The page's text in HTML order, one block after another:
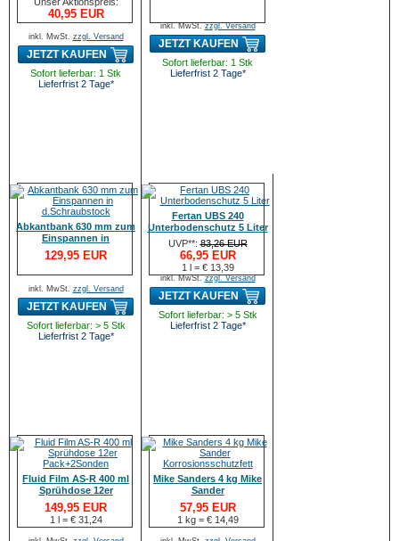
40,95 EUR
inkl. MwSt. zzgl. Versand
JETZT KAUFEN
Sofort lieferbar: 1 Stk
Lieferfrist 2 Tage*
inkl. MwSt.zzgl. Versand
JETZT KAUFEN
Sofort lieferbar: 1 Stk
Lieferfrist 2 Tage*
Abkantbank 630 mm zum
Einspannen in
d.Schraubstock
129,95 EUR
inkl. MwSt. zzgl. Versand
JETZT KAUFEN
Sofort lieferbar: > 5 Stk
Lieferfrist 2 Tage*
Fertan UBS 240
Unterbodenschutz 5 Liter
UVP**:83,26 EUR
66,95 EUR
1 l = € 13,39
inkl. MwSt.zzgl. Versand
JETZT KAUFEN
Sofort lieferbar: > 5 Stk
Lieferfrist 2 Tage*
Fluid Film AS-R 400 ml
Sprühdose 12er
Pack+2Sonden
149,95 EUR
1 l = € 31,24
Mike Sanders 4 kg Mike
Sander
Korrosionsschutzfett
57,95 EUR
1 kg = € 14,49